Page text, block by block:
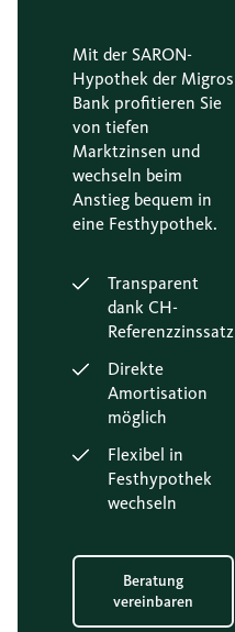
Mit der SARON-
Hypothek der Migros
Bank profitieren Sie
von tiefen
Marktzinsen und
wechseln beim
Anstieg bequem in
eine Festhypothek.
Transparent
dank CH-
Referenzzinssatz
Direkte
Amortisation
möglich
Flexibel in
Festhypothek
wechseln
Beratung
vereinbaren